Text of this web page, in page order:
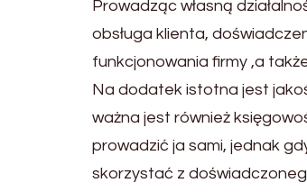
Prowadząc własną
obsługa klienta,
funkcjonowania firmy ,a
Na dodatek istotna jest
ważna jest również
prowadzić ja sami, jednak
skorzystać z